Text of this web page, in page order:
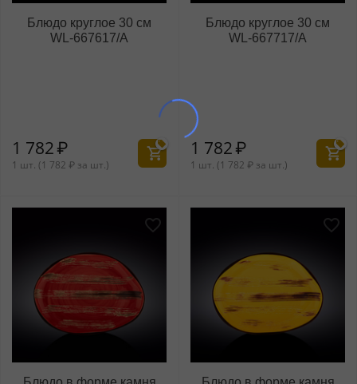
Блюдо круглое 30 см
WL‑667617/A
1 782₽
1 шт. (1 782 ₽ за шт.)
Блюдо круглое 30 см
WL‑667717/A
1 782₽
1 шт. (1 782 ₽ за шт.)